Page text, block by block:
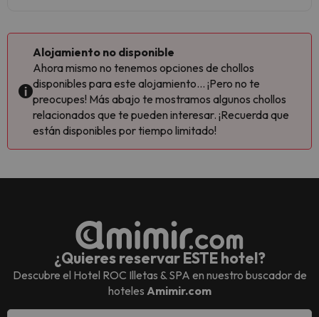
Alojamiento no disponible
Ahora mismo no tenemos opciones de chollos
disponibles para este alojamiento... ¡Pero no te
preocupes! Más abajo te mostramos algunos chollos
relacionados que te pueden interesar. ¡Recuerda que
están disponibles por tiempo limitado!
¿Quieres reservar ESTE hotel?
Descubre el Hotel ROC Illetas & SPA en nuestro buscador de
hoteles Amimir.com